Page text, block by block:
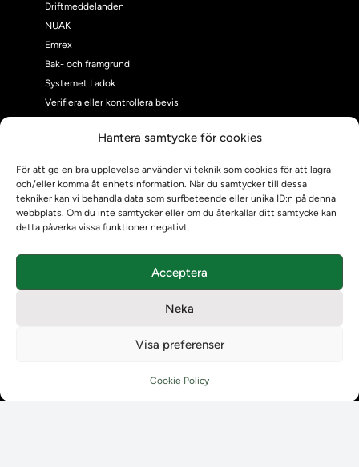
Hantera samtycke för cookies
För att ge en bra upplevelse använder vi teknik som cookies för att lagra
och/eller komma åt enhetsinformation. När du samtycker till dessa
tekniker kan vi behandla data som surfbeteende eller unika ID:n på denna
webbplats. Om du inte samtycker eller om du återkallar ditt samtycke kan
detta påverka vissa funktioner negativt.
Acceptera
Neka
Visa preferenser
Cookie Policy
Driftmeddelanden
NUAK
Emrex
Bak- och framgrund
Systemet Ladok
Verifiera eller kontrollera bevis
Om Ladokkonsortiet
Ladokkonsortiet internationellt
Vision, strategi och produktplan
Användarkontakter
Kontaktuppgifter till lärosätenas Ladoksupport